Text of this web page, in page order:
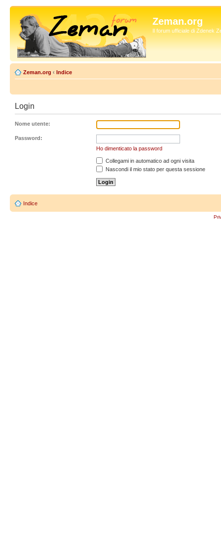
Zeman.org
Il forum ufficiale di Zdenek
Zeman.org ‹ Indice
Login
Nome utente:
Password:
Ho dimenticato la password
Collegami in automatico ad ogni visita
Nascondi il mio stato per questa sessione
Indice